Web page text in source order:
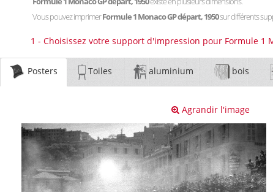
Vous pouvez imprimerFormule 1 Monaco GP départ, 1950sur différents
1 - Choisissez votre support d'impression pour Formule 1
Posters Toiles aluminium bois
Agrandir l'image